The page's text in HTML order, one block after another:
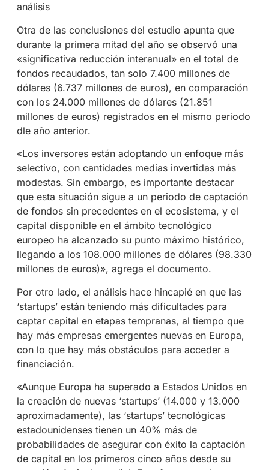
análisis
Otra de las conclusiones del estudio apunta que
durante la primera mitad del año se observó una
«significativa reducción interanual» en el total de
fondos recaudados, tan solo 7.400 millones de
dólares (6.737 millones de euros), en comparación
con los 24.000 millones de dólares (21.851
millones de euros) registrados en el mismo periodo
dle año anterior.
«Los inversores están adoptando un enfoque más
selectivo, con cantidades medias invertidas más
modestas. Sin embargo, es importante destacar
que esta situación sigue a un periodo de captación
de fondos sin precedentes en el ecosistema, y el
capital disponible en el ámbito tecnológico
europeo ha alcanzado su punto máximo histórico,
llegando a los 108.000 millones de dólares (98.330
millones de euros)», agrega el documento.
Por otro lado, el análisis hace hincapié en que las
‘startups’ están teniendo más dificultades para
captar capital en etapas tempranas, al tiempo que
hay más empresas emergentes nuevas en Europa,
con lo que hay más obstáculos para acceder a
financiación.
«Aunque Europa ha superado a Estados Unidos en
la creación de nuevas ‘startups’ (14.000 y 13.000
aproximadamente), las ‘startups’ tecnológicas
estadounidenses tienen un 40% más de
probabilidades de asegurar con éxito la captación
de capital en los primeros cinco años desde su